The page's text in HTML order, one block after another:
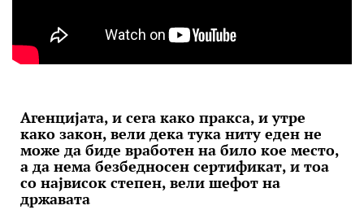
Агенцијата, и сега како пракса, и утре
како закон, вели дека тука ниту еден не
може да биде вработен на било кое место,
а да нема безбедносен сертификат, и тоа
со највисок степен, вели шефот на
државата